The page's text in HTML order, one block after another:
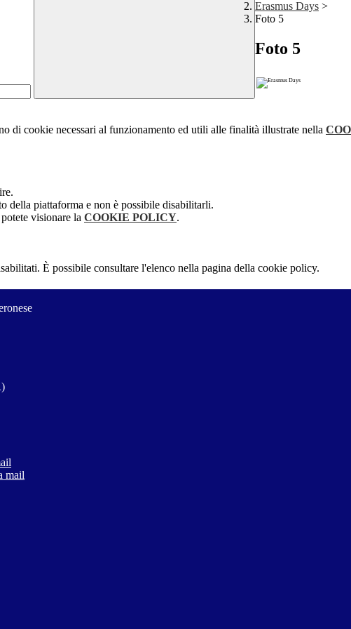
Erasmus Days >
Foto 5
Foto 5
di cookie necessari al funzionamento ed utili alle finalità illustrate nella
della piattaforma e non è possibile disabilitarli.
visionare la COOKIE POLICY.
È possibile consultare l'elenco nella pagina della cookie policy.
mail